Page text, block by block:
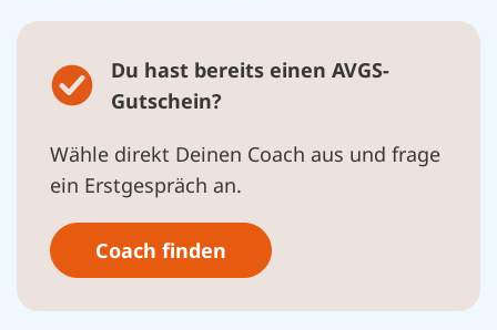
Du hast bereits einen AVGS-
Gutschein?
Wähle direkt Deinen Coach aus und frage
ein Erstgespräch an.
Coach finden